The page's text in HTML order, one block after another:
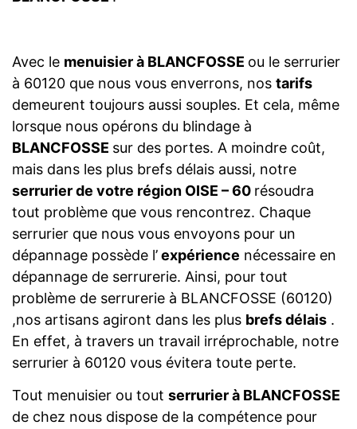
Avec le menuisier à BLANCFOSSE ou le serrurier
à 60120 que nous vous enverrons, nos tarifs
demeurent toujours aussi souples. Et cela, même
lorsque nous opérons du blindage à
BLANCFOSSE sur des portes. A moindre coût,
mais dans les plus brefs délais aussi, notre
serrurier de votre région OISE – 60 résoudra
tout problème que vous rencontrez. Chaque
serrurier que nous vous envoyons pour un
dépannage possède l’expérience nécessaire en
dépannage de serrurerie. Ainsi, pour tout
problème de serrurerie à BLANCFOSSE (60120)
,nos artisans agiront dans les plus brefs délais .
En effet, à travers un travail irréprochable, notre
serrurier à 60120 vous évitera toute perte.
Tout menuisier ou tout serrurier à BLANCFOSSE
de chez nous dispose de la compétence pour